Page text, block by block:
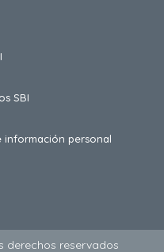
SBI
información personal
derechos reservados